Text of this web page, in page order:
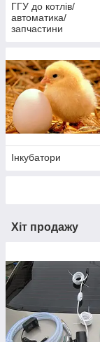
ГГУ до котлів/
автоматика/
запчастини
Інкубатори
Хіт продажу